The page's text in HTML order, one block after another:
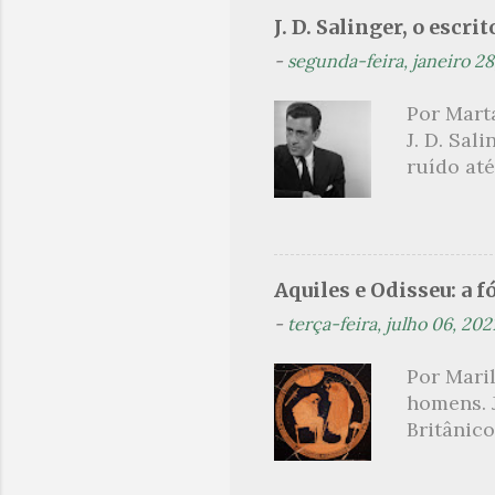
o texto
para
J. D. Salinger, o
- segunda-feira, janeiro
Por
J. D.
ruído
pianista,
nada
que se
conto...
Aquiles e Odisseu: a
- terça-feira, julho 06,
Por
homens.
fluxo